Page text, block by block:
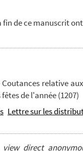
d'a...
de ce manuscrit
relative
de l'année (1207)
Lettre sur les